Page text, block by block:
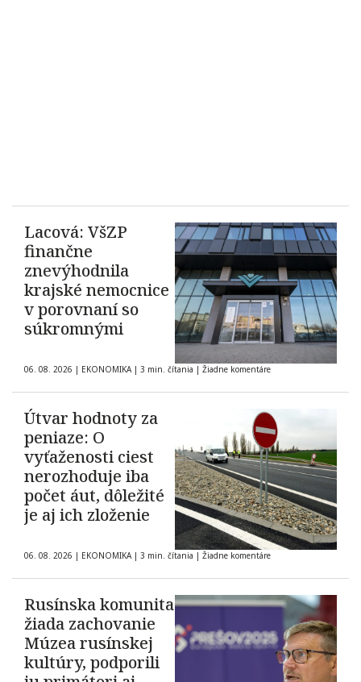
Lacová: VšZP
finančne
znevýhodnila
krajské nemocnice
v porovnaní so
súkromnými
06. 08. 2026 | EKONOMIKA | 3 min. čítania | Žiadne komentáre
Útvar hodnoty za
peniaze: O
vyťaženosti ciest
nerozhoduje iba
počet áut, dôležité
je aj ich zloženie
06. 08. 2026 | EKONOMIKA | 3 min. čítania | Žiadne komentáre
Rusínska komunita
žiada zachovanie
Múzea rusínskej
kultúry, podporili